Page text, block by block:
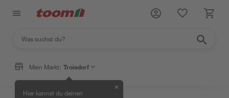
Mein Markt: Troisdorf
Hier kannst du deinen
✕